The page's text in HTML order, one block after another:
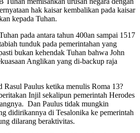
hak kaisar kembalikan pada kaisar
kepada Tuhan.
pada antara tahun 400an sampai 1517
tunduk pada pemerintahan yang
bukan kehendak Tuhan bahwa John
Anglikan yang di-backup raja
Rasul Paulus ketika menulis Roma 13?
Injil sekalipun pemerintah Herodes
Dan Paulus tidak mungkin
didirikannya di Tesalonika ke pemerintah
dilarang beraktivitas.